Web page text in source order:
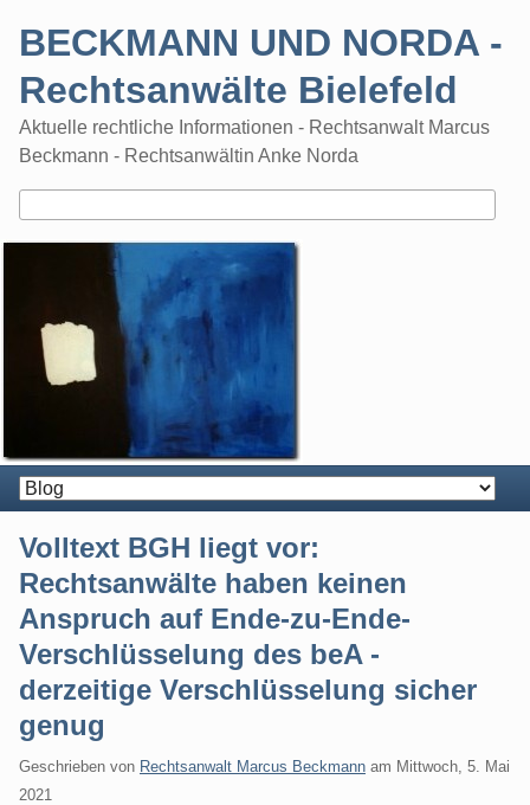
BECKMANN UND NORDA -
Rechtsanwälte Bielefeld
Aktuelle rechtliche Informationen - Rechtsanwalt Marcus
Beckmann - Rechtsanwältin Anke Norda
Volltext BGH liegt vor:
Rechtsanwälte haben keinen
Anspruch auf Ende-zu-Ende-
Verschlüsselung des beA -
derzeitige Verschlüsselung sicher
genug
Geschrieben von Rechtsanwalt Marcus Beckmann am Mittwoch, 5. Mai
2021